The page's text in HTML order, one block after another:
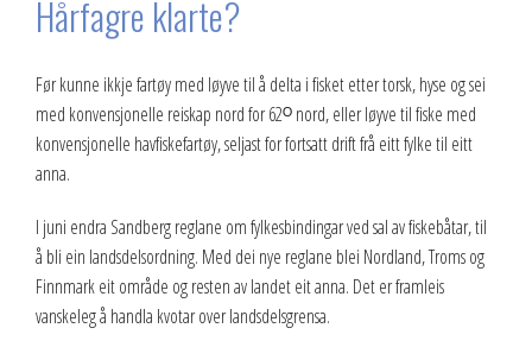
2018
2016
2015
2014
Hårfagre klarte?
Før kunne ikkje fartøy med løyve til å delta i fisket etter torsk, hyse og sei
med konvensjonelle reiskap nord for 62ᴼ nord, eller løyve til fiske med
konvensjonelle havfiskefartøy, seljast for fortsatt drift frå eitt fylke til eitt
anna.
I juni endra Sandberg reglane om fylkesbindingar ved sal av fiskebåtar, til
å bli ein landsdelsordning. Med dei nye reglane blei Nordland, Troms og
Finnmark eit område og resten av landet eit anna. Det er framleis
vanskeleg å handla kvotar over landsdelsgrensa.